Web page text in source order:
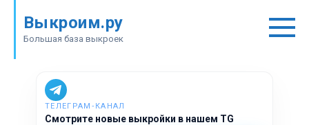
контенту
Выкроим.ру
Большая база выкроек
ТЕЛЕГРАМ‑КАНАЛ
Смотрите новые выкройки в нашем TG